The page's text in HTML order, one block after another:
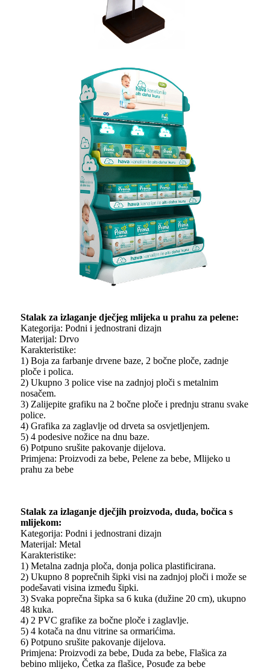
Stalak za izlaganje dječjeg mlijeka u prahu za pelene:
Kategorija: Podni i jednostrani dizajn
Materijal: Drvo
Karakteristike:
1) Boja za farbanje drvene baze, 2 bočne ploče, zadnje
ploče i polica.
2) Ukupno 3 police vise na zadnjoj ploči s metalnim
nosačem.
3) Zalijepite grafiku na 2 bočne ploče i prednju stranu svake
police.
4) Grafika za zaglavlje od drveta sa osvjetljenjem.
5) 4 podesive nožice na dnu baze.
6) Potpuno srušite pakovanje dijelova.
Primjena: Proizvodi za bebe, Pelene za bebe, Mlijeko u
prahu za bebe
Stalak za izlaganje dječjih proizvoda, duda, bočica s
mlijekom:
Kategorija: Podni i jednostrani dizajn
Materijal: Metal
Karakteristike:
1) Metalna zadnja ploča, donja polica plastificirana.
2) Ukupno 8 poprečnih šipki visi na zadnjoj ploči i može se
podešavati visina između šipki.
3) Svaka poprečna šipka sa 6 kuka (dužine 20 cm), ukupno
48 kuka.
4) 2 PVC grafike za bočne ploče i zaglavlje.
5) 4 kotača na dnu vitrine sa ormarićima.
6) Potpuno srušite pakovanje dijelova.
Primjena: Proizvodi za bebe, Duda za bebe, Flašica za
bebino mlijeko, Četka za flašice, Posuđe za bebe